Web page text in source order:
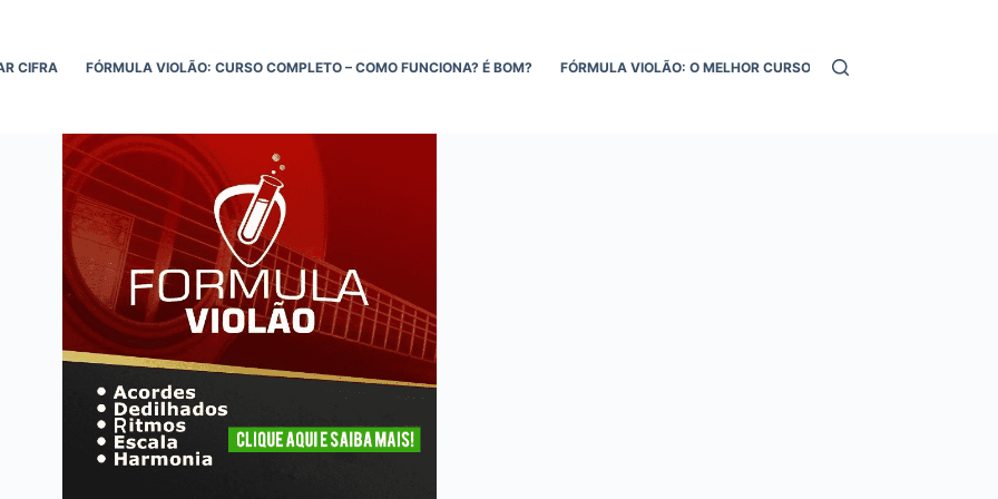
CIFRA FÓRMULA VIOLÃO: CURSO COMPLETO – COMO FUNCIONA? É BOM? FÓRMULA VIOLÃO: O MELHOR CURSO DE VIOLÃO ONLINE!